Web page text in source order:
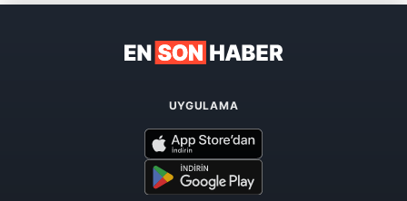
UYGULAMA